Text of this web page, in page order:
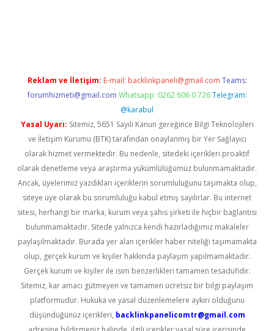
Reklam ve İletişim: E-mail: backlinkpaneli@gmail.com Teams:
forumhizmeti@gmail.com Whatsapp: 0262 606 0 726 Telegram:
@karabul
Yasal Uyarı: Sitemiz, 5651 Sayılı Kanun gereğince Bilgi Teknolojileri
ve İletişim Kurumu (BTK) tarafından onaylanmış bir Yer Sağlayıcı
olarak hizmet vermektedir. Bu nedenle, sitedeki içerikleri proaktif
olarak denetleme veya araştırma yükümlülüğümüz bulunmamaktadır.
Ancak, üyelerimiz yazdıkları içeriklerin sorumluluğunu taşımakta olup,
siteye üye olarak bu sorumluluğu kabul etmiş sayılırlar. Bu internet
sitesi, herhangi bir marka, kurum veya şahıs şirketi ile hiçbir bağlantısı
bulunmamaktadır. Sitede yalnızca kendi hazırladığımız makaleler
paylaşılmaktadır. Burada yer alan içerikler haber niteliği taşımamakta
olup, gerçek kurum ve kişiler hakkında paylaşım yapılmamaktadır.
Gerçek kurum ve kişiler ile isim benzerlikleri tamamen tesadüfidir.
Sitemiz, kar amacı gütmeyen ve tamamen ücretsiz bir bilgi paylaşım
platformudur. Hukuka ve yasal düzenlemelere aykırı olduğunu
düşündüğünüz içerikleri, backlinkpanelicomtr@gmail.com